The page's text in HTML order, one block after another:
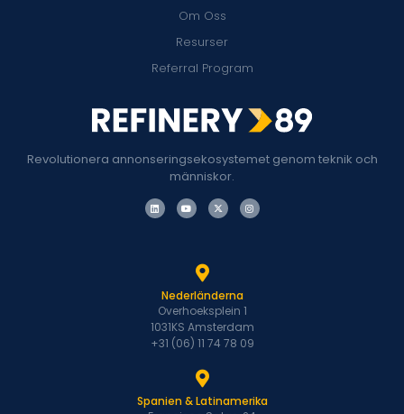
Revolutionera annonseringsekosystemet genom teknik och
människor.
Om Oss
Resurser
Referral Program
Nederländerna
Overhoeksplein 1
1031KS Amsterdam
+31 (06) 11 74 78 09
Spanien & Latinamerika